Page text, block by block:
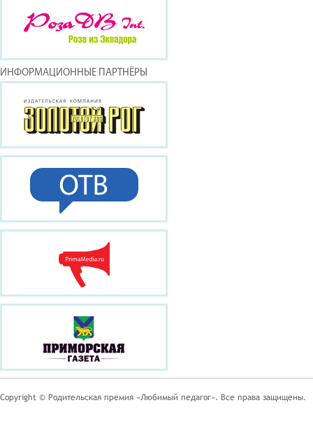
ИНФОРМАЦИОННЫЕ ПАРТНЁРЫ
Copyright © Родительская премия «Любимый педагог». Все права защищены.